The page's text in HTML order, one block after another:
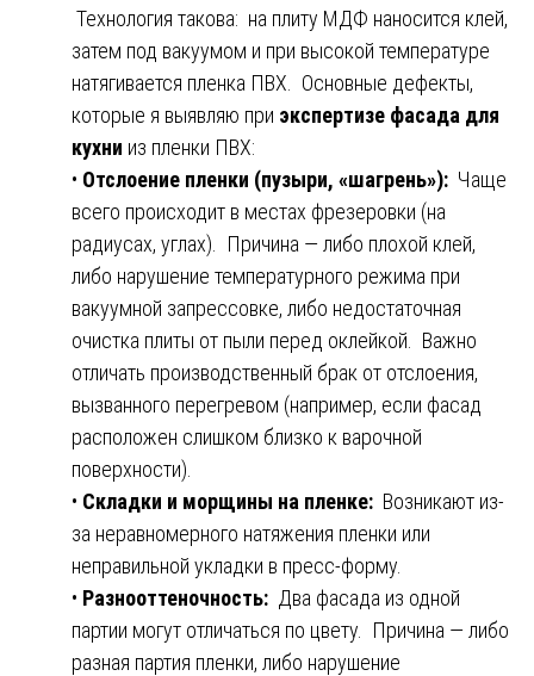
Технология такова: на плиту МДФ наносится клей,
затем под вакуумом и при высокой температуре
натягивается пленка ПВХ. Основные дефекты,
которые я выявляю при экспертизе фасада для
кухни из пленки ПВХ:
• Отслоение пленки (пузыри, «шагрень»): Чаще
всего происходит в местах фрезеровки (на
радиусах, углах). Причина — либо плохой клей,
либо нарушение температурного режима при
вакуумной запрессовке, либо недостаточная
очистка плиты от пыли перед оклейкой. Важно
отличать производственный брак от отслоения,
вызванного перегревом (например, если фасад
расположен слишком близко к варочной
поверхности).
• Складки и морщины на пленке: Возникают из-
за неравномерного натяжения пленки или
неправильной укладки в пресс-форму.
• Разнооттеночность: Два фасада из одной
партии могут отличаться по цвету. Причина — либо
разная партия пленки, либо нарушение